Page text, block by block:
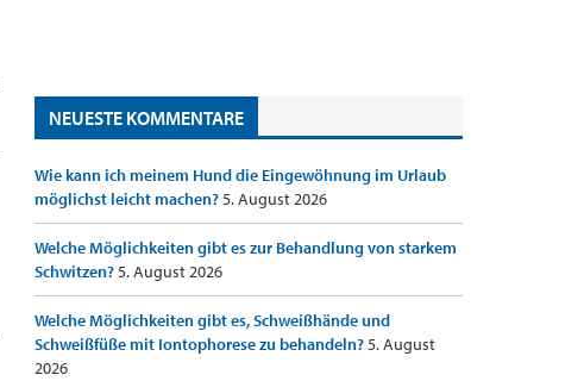
NEUESTE KOMMENTARE
Wie kann ich meinem Hund die Eingewöhnung im Urlaub
möglichst leicht machen?5. August 2026
Welche Möglichkeiten gibt es zur Behandlung von starkem
Schwitzen?5. August 2026
Welche Möglichkeiten gibt es, Schweißhände und
Schweißfüße mit Iontophorese zu behandeln?5. August
2026